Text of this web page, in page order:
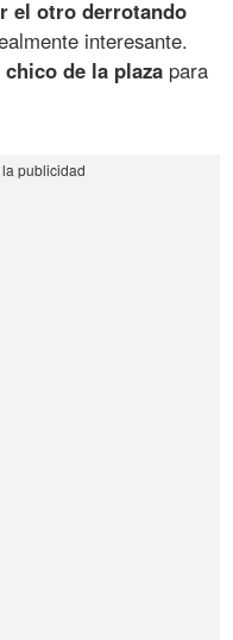
el otro derrotando
interesante.
de la plaza para